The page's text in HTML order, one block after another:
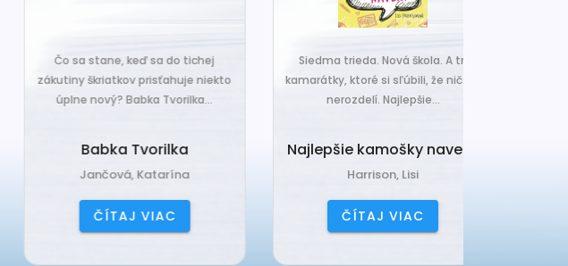
Čo sa stane, keď sa do tichej
zákutiny škriatkov prisťahuje niekto
úplne nový? Babka Tvorilka...
Babka Tvorilka
Jančová, Katarína
ČÍTAJ VIAC
Siedma trieda. Nová škola. A tri
kamarátky, ktoré si sľúbili, že nič ich
nerozdelí. Najlepšie...
Najlepšie kamošky naveky
Harrison, Lisi
ČÍTAJ VIAC